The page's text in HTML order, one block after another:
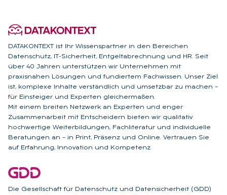
DATAKONTEXT ist Ihr Wissenspartner in den Bereichen
Datenschutz, IT-Sicherheit, Entgeltabrechnung und HR. Seit
über 40 Jahren unterstützen wir Unternehmen mit
praxisnahen Lösungen und fundiertem Fachwissen. Unser Ziel
ist, komplexe Inhalte verständlich und umsetzbar zu machen –
für Einsteiger und Experten gleichermaßen.
Mit einem breiten Netzwerk an Experten und enger
Zusammenarbeit mit Entscheidern bieten wir qualitativ
hochwertige Weiterbildungen, Fachliteratur und individuelle
Beratungen an – in Print, Präsenz und Online. Vertrauen Sie
auf Erfahrung, Innovation und Kompetenz.
Die Gesellschaft für Datenschutz und Datensicherheit (GDD)